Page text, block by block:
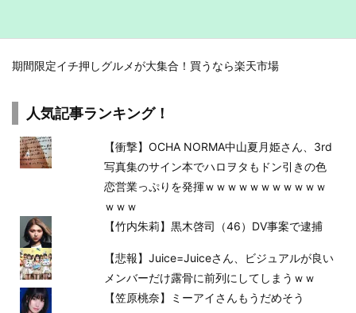
期間限定イチ押しグルメが大集合！買うなら楽天市場
人気記事ランキング！
【衝撃】OCHA NORMA中山夏月姫さん、3rd
写真集のサイン本でハロヲタもドン引きの色
恋営業っぷりを発揮ｗｗｗｗｗｗｗｗｗｗｗ
ｗｗｗ
【竹内朱莉】黒木啓司（46）DV事案で逮捕
【悲報】Juice=Juiceさん、ビジュアルが良い
メンバーだけ露骨に前列にしてしまうｗｗ
【笠原桃奈】ミーアイさんもうだめそう